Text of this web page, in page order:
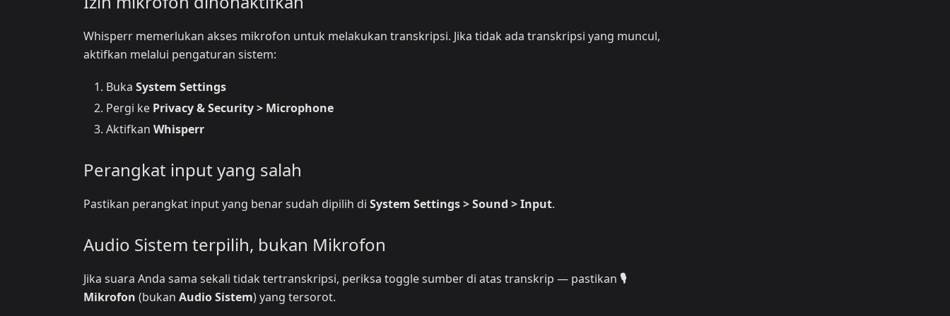
Whisperr memerlukan akses mikrofon untuk melakukan transkripsi. Jika tidak ada transkripsi yang muncul,
aktifkan melalui pengaturan sistem:
Buka System Settings
Pergi ke Privacy & Security > Microphone
Aktifkan Whisperr
Perangkat input yang salah
Pastikan perangkat input yang benar sudah dipilih di System Settings > Sound > Input.
Audio Sistem terpilih, bukan Mikrofon
Jika suara Anda sama sekali tidak tertranskripsi, periksa toggle sumber di atas transkrip — pastikan 🎙️
Mikrofon (bukan Audio Sistem) yang tersorot.